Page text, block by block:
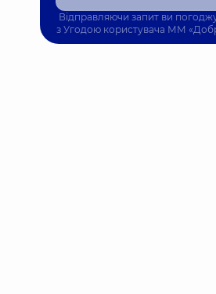
Відправляючи запит ви
з Угодою користувача ММ